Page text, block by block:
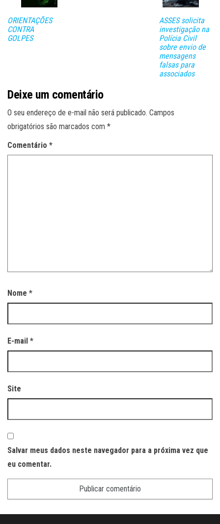
ORIENTAÇÕES
CONTRA
GOLPES
ASSES solicita
investigação na
Polícia Civil
sobre envio de
mensagens
falsas para
associados
Deixe um comentário
O seu endereço de e-mail não será publicado. Campos
obrigatórios são marcados com *
Comentário *
Nome *
E-mail *
Site
Salvar meus dados neste navegador para a próxima vez que
eu comentar.